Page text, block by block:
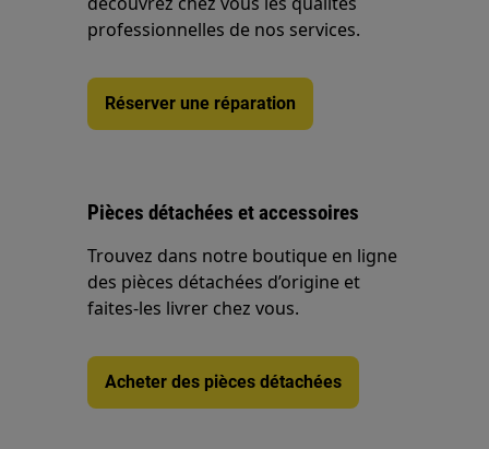
professionnelles de nos services.
Réserver une réparation
Pièces détachées et accessoires
Trouvez dans notre boutique en ligne
des pièces détachées d’origine et
faites-les livrer chez vous.
Acheter des pièces détachées